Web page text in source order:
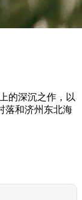
的深沉之作，以
落和济州东北海